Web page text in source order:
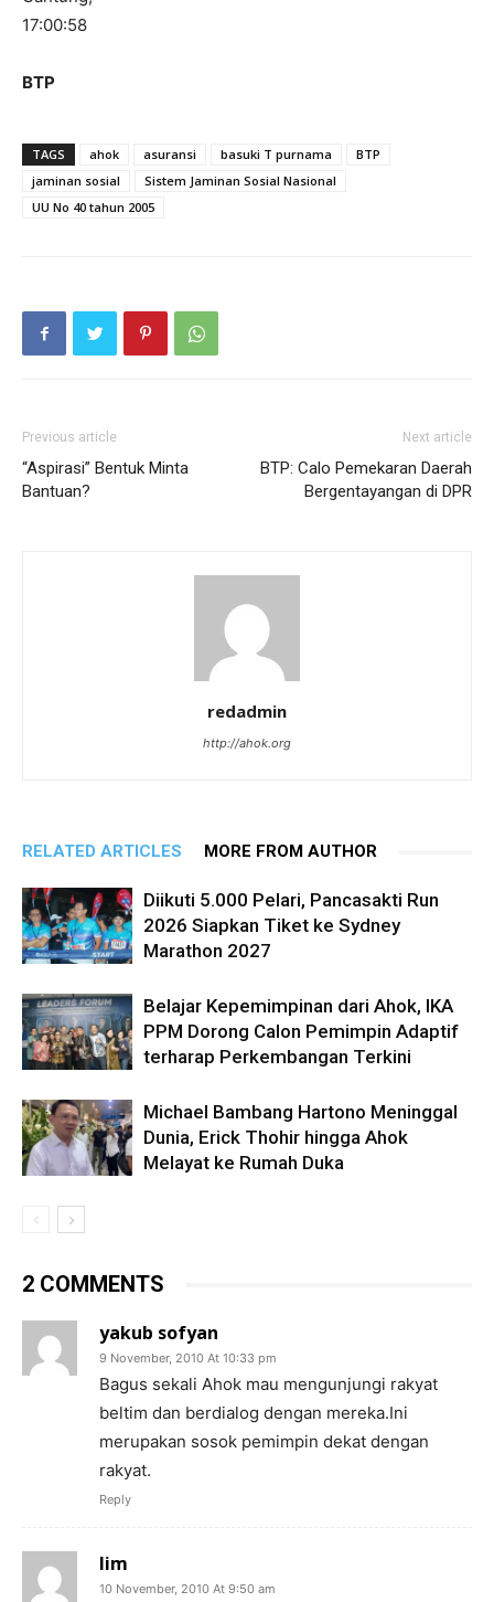
17:00:58
BTP
TAGS ahok asuransi basuki T purnama
BTP
jaminan sosial
Sistem Jaminan Sosial Nasional
UU No 40 tahun 2005
Previous article
“Aspirasi” Bentuk Minta
Bantuan?
Next article
BTP: Calo Pemekaran Daerah
Bergentayangan di DPR
redadmin
http://ahok.org
RELATED ARTICLES MORE FROM AUTHOR
Diikuti 5.000 Pelari, Pancasakti Run
2026 Siapkan Tiket ke Sydney
Marathon 2027
Belajar Kepemimpinan dari Ahok, IKA
PPM Dorong Calon Pemimpin Adaptif
terharap Perkembangan Terkini
Michael Bambang Hartono Meninggal
Dunia, Erick Thohir hingga Ahok
Melayat ke Rumah Duka
2 COMMENTS
yakub sofyan
9 November, 2010 At 10:33 pm
Bagus sekali Ahok mau mengunjungi rakyat
beltim dan berdialog dengan mereka.Ini
merupakan sosok pemimpin dekat dengan
rakyat.
Reply
lim
10 November, 2010 At 9:50 am